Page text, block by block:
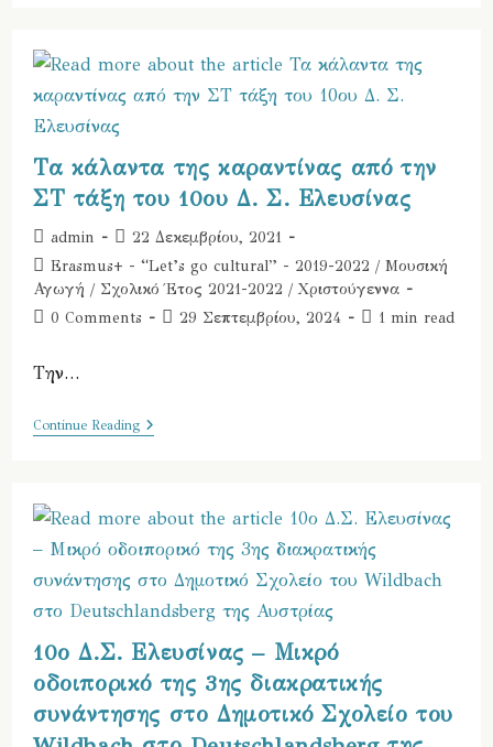
Μικρό
Της
Erasmus+
Δημοτικό
Της
27/03/2022
Τα κάλαντα της καραντίνας από την
ΣΤ τάξη του 10ου Δ. Σ. Ελευσίνας
Post
author:
admin
Post
published:
22 Δεκεμβρίου, 2021
Post
category:
Erasmus+ - “Let’s go cultural” - 2019-2022 / Μουσική
Αγωγή / Σχολικό Έτος 2021-2022 / Χριστούγεννα
Post0 Comments
Post29 Σεπτεμβρίου, 2024
Reading
1 min read
Την…
Continue ReadingΤα
Κάλαντα
Την
ΣΤ
Τάξη
10ου
Δ.
Σ.
10ο Δ.Σ. Ελευσίνας – Μικρό
οδοιπορικό της 3ης διακρατικής
συνάντησης στο Δημοτικό Σχολείο του